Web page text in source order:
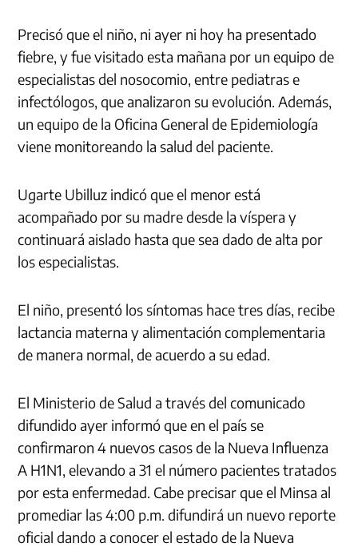
Precisó que el niño, ni ayer ni hoy ha presentado
fiebre, y fue visitado esta mañana por un equipo de
especialistas del nosocomio, entre pediatras e
infectólogos, que analizaron su evolución. Además,
un equipo de la Oficina General de Epidemiología
viene monitoreando la salud del paciente.
Ugarte Ubilluz indicó que el menor está
acompañado por su madre desde la víspera y
continuará aislado hasta que sea dado de alta por
los especialistas.
El niño, presentó los síntomas hace tres días, recibe
lactancia materna y alimentación complementaria
de manera normal, de acuerdo a su edad.
El Ministerio de Salud a través del comunicado
difundido ayer informó que en el país se
confirmaron 4 nuevos casos de la Nueva Influenza
A H1N1, elevando a 31 el número pacientes tratados
por esta enfermedad. Cabe precisar que el Minsa al
promediar las 4:00 p.m. difundirá un nuevo reporte
oficial dando a conocer el estado de la Nueva